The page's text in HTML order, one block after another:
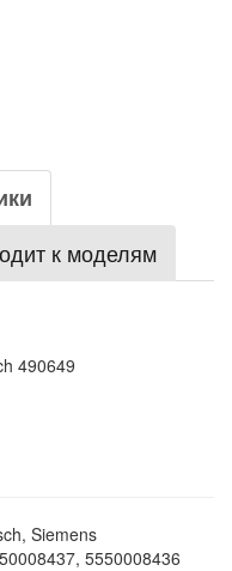
к моделям
490649
Siemens
5550008436